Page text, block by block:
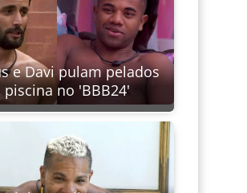
e Davi pulam pelados
piscina no 'BBB24'